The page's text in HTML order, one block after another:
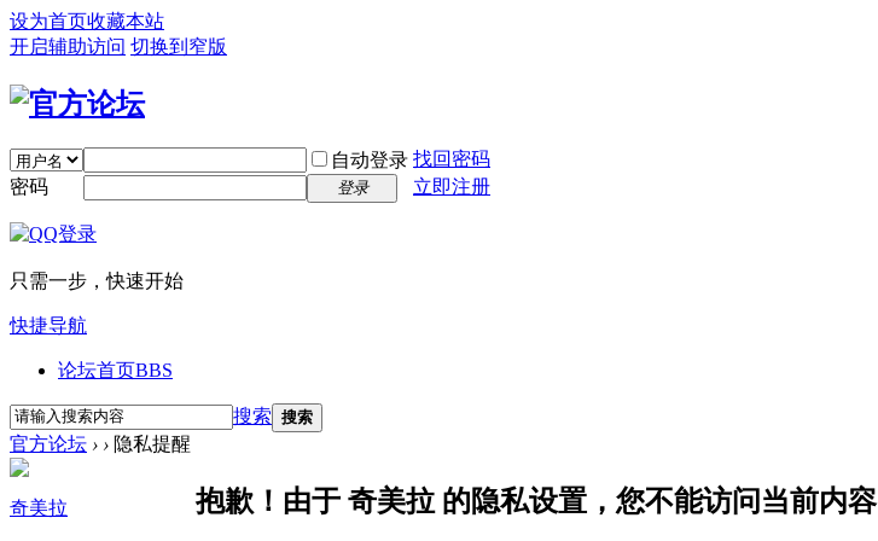
设为首页收藏本站
开启辅助访问 切换到窄版
自动登录 找回密码
密码
登录 立即注册
只需一步，快速开始
快捷导航
论坛首页BBS
搜索 搜索
官方论坛 › › 隐私提醒
奇美拉 抱歉！由于 奇美拉 的隐私设置，您不能访问当前内容